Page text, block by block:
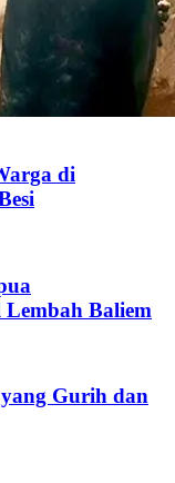
di
Lembah Baliem
yang Gurih dan